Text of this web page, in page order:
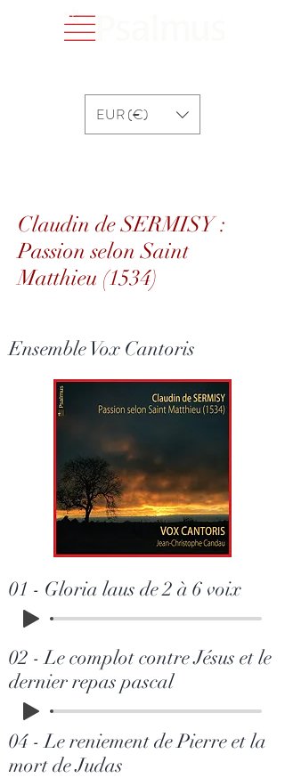
EUR (€)
Claudin de SERMISY :
Passion selon Saint
Matthieu (1534)
Ensemble Vox Cantoris
01 - Gloria laus de 2 à 6 voix
02 - Le complot contre Jésus et le
dernier repas pascal
04 - Le reniement de Pierre et la
mort de Judas